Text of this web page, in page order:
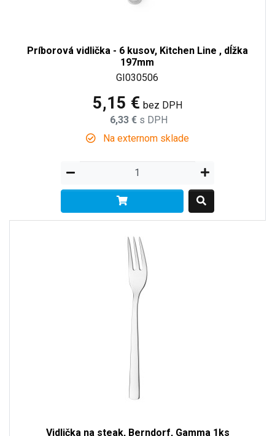
Príborová vidlička - 6 kusov, Kitchen Line , dĺžka
197mm
GI030506
5,15 € bez DPH
6,33 € s DPH
Na externom sklade
Vidlička na steak, Berndorf, Gamma 1ks